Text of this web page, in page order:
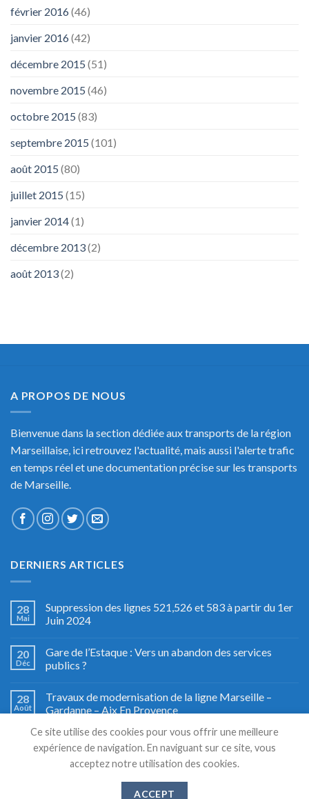
février 2016(46)
janvier 2016(42)
décembre 2015 (51)
novembre 2015 (46)
octobre 2015 (83)
septembre 2015 (101)
août 2015 (80)
juillet 2015 (15)
janvier 2014(1)
décembre 2013(2)
août 2013(2)
A PROPOS DE NOUS
Bienvenue dans la section dédiée aux transports de la région
Marseillaise, ici retrouvez l'actualité, mais aussi l'alerte trafic
en temps réel et une documentation précise sur les transports
de Marseille.
DERNIERS ARTICLES
28
Mai
Suppression des lignes 521,526 et 583 à partir du 1er
Juin 2024
20
Déc
Gare de l’Estaque : Vers un abandon des services
publics ?
28
Août
Travaux de modernisation de la ligne Marseille –
Gardanne – Aix En Provence
Fête du train à Miramas, le grand retour
Ce site utilise des cookies pour vous offrir une meilleure
expérience de navigation. En naviguant sur ce site, vous
acceptez notre utilisation des cookies.
ACCEPT